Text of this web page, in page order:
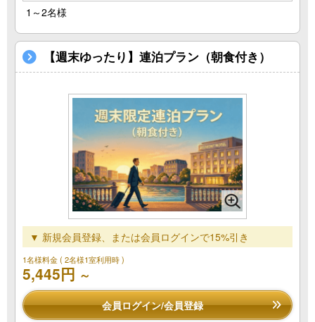
1～2名様
【週末ゆったり】連泊プラン（朝食付き）
▼ 新規会員登録、または会員ログインで15%引き
1名様料金( 2名様1室利用時 )
5,445円 ～
会員ログイン/会員登録